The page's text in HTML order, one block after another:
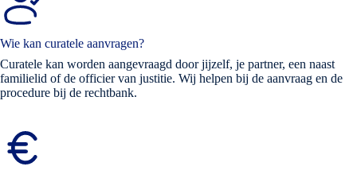
Wie kan curatele aanvragen?
Curatele kan worden aangevraagd door jijzelf, je partner, een naast
familielid of de officier van justitie. Wij helpen bij de aanvraag en de
procedure bij de rechtbank.